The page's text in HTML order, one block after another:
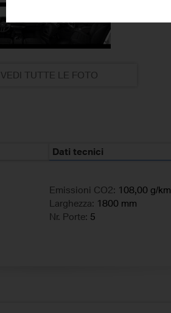
VEDI TUTTE LE FOTO
Dati tecnici
Emissioni CO2: 108,00 g/km
Larghezza: 1800 mm
Nr. Porte: 5